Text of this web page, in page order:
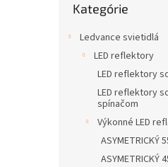
kategórie
Kategórie
Ledvance svietidlá
LED reflektory
LED reflektory
LED reflektory
spínačom
Výkonné LED
ASYMETRICKÝ
ASYMETRICKÝ